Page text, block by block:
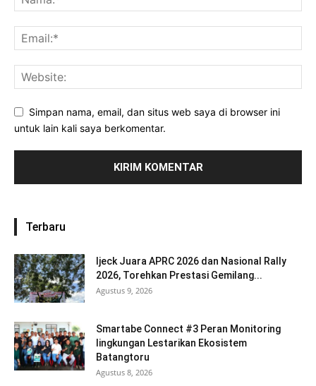
Simpan nama, email, dan situs web saya di browser ini
untuk lain kali saya berkomentar.
Terbaru
Ijeck Juara APRC 2026 dan Nasional Rally
2026, Torehkan Prestasi Gemilang...
Agustus 9, 2026
Smartabe Connect #3 Peran Monitoring
lingkungan Lestarikan Ekosistem
Batangtoru
Agustus 8, 2026